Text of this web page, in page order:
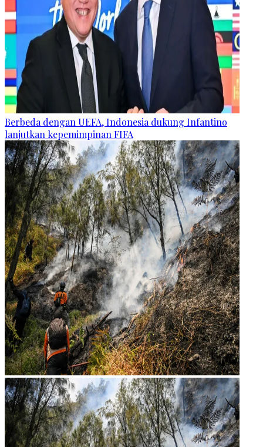
Berbeda dengan UEFA, Indonesia dukung Infantino
lanjutkan kepemimpinan FIFA